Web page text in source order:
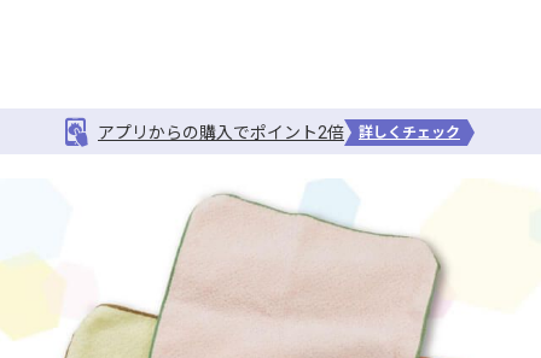
アプリからの購入でポイント2倍 詳しくチェック